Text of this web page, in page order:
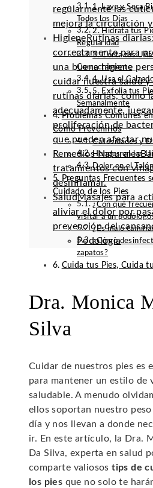
regularmente las
mejora la circulación
Higiene Rutinas
correctamente para
una buena higiene
cuidar nuestra salud
rutinas diarias, como
adecuadamente,
proliferación de
que pueden afectar
Remedios Naturales
tratamientos con
desinflamar.
SaludMasajes para
aliviar el dolor por
prevención del
Podología
1. Lava y Seca
Todos los Días
2. Hidrata tus
Regularidad
3. Corta tus
Correctamente
4. Usa el
5. Exfolia tus
Semanalmente
Problemas Comunes
Cómo Prevenirlos
Callosidades y
Hongos en las
Dolor en el
Preguntas Frecuentes
Cuidado de los Pies
¿Con qué
visitar a un
¿Es malo
¿Cómo
zapatos?
Cuida tus Pies, Cuida
Dra. Monica
Silva
Cuidar de nuestros pies es
para mantener un estilo de
saludable. A menudo
ellos soportan nuestro peso
día y nos llevan a donde
ir. En este artículo, la Dra.
Da Silva, experta en salud
comparte valiosostips de
los pies que no solo te